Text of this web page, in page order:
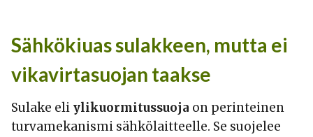
Sähkökiuas sulakkeen, mutta ei
vikavirtasuojan taakse
Sulake eli ylikuormitussuoja on perinteinen
turvamekanismi sähkölaitteelle. Se suojelee